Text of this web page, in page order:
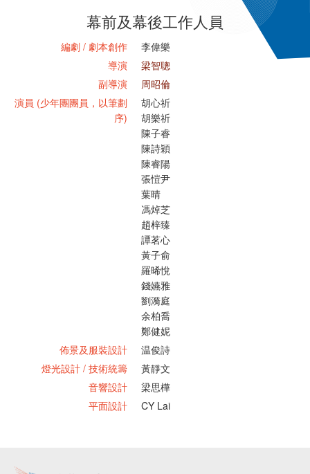
幕前及幕後工作人員
編劇 / 劇本創作
李偉樂
導演
梁智聰
副導演
周昭倫
演員 (少年團團員，以筆劃
序)
胡心祈
胡樂祈
陳子睿
陳詩穎
陳睿陽
張愷尹
葉晴
馮焯芝
趙梓臻
譚茗心
黃子俞
羅晞悅
錢嬿雅
劉漪庭
余柏喬
鄭健妮
佈景及服裝設計
温俊詩
燈光設計 / 技術統籌
黃靜文
音響設計
梁思樺
平面設計
CY Lai